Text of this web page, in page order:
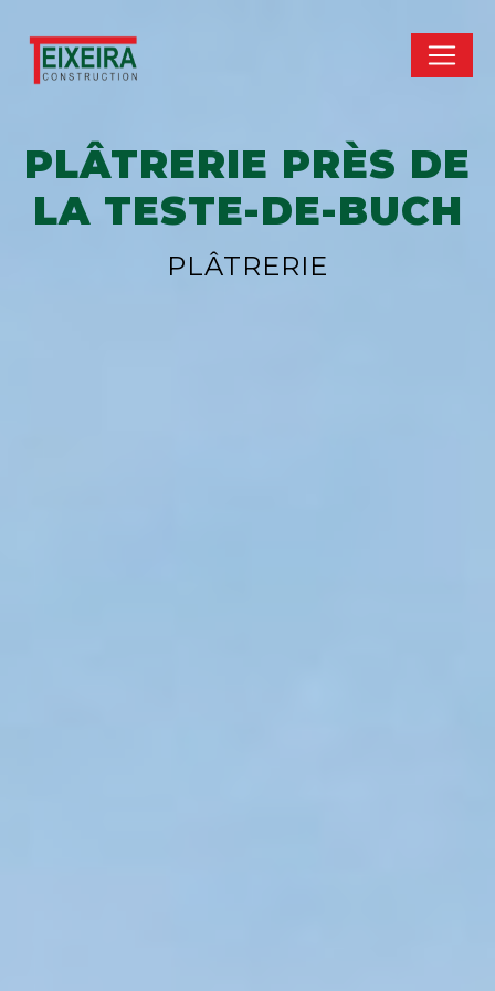
PLÂTRERIE PRÈS DE
LA TESTE-DE-BUCH
PLÂTRERIE